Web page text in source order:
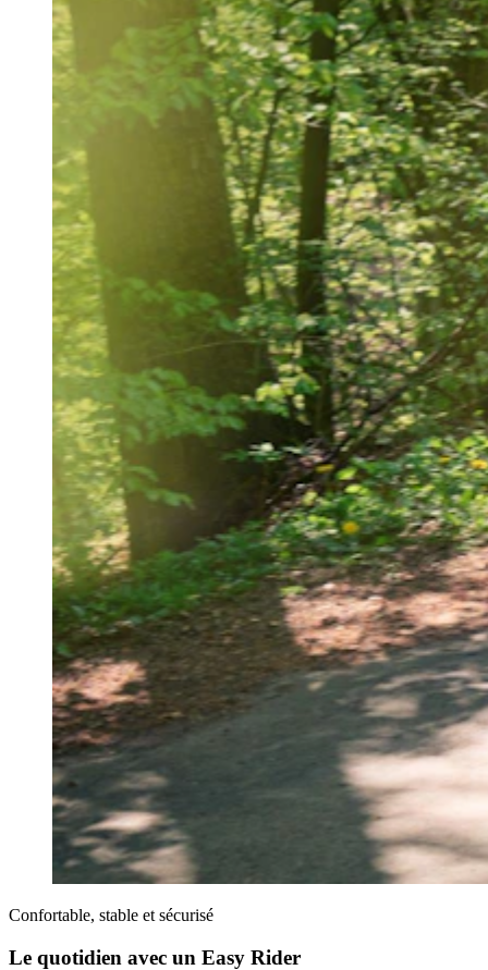
Confortable, stable et sécurisé
Le quotidien avec un Easy Rider